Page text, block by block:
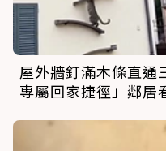
屋外牆釘滿木條直通
專屬回家捷徑」鄰居